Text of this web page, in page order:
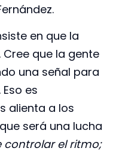
en que la
que la gente
una señal para
es
alienta a los
será una lucha
controlar el ritmo;